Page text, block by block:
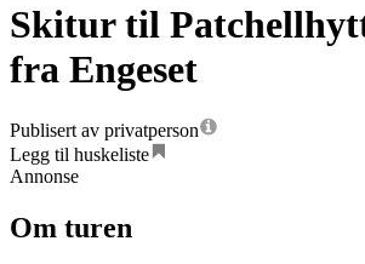
Skitur til
fra Engeset
Publisert av privatperson
Legg til huskeliste
Annonse
Om turen